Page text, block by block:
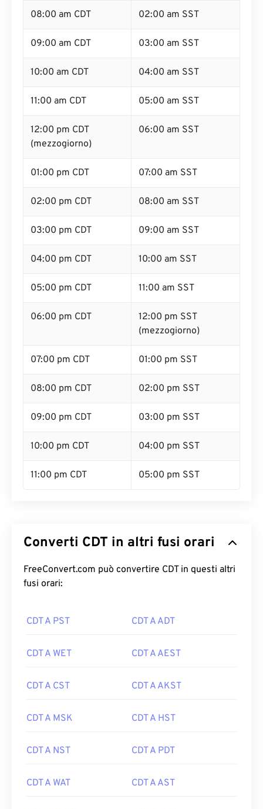
08:00 am CDT 02:00 am SST
09:00 am CDT 03:00 am SST
10:00 am CDT 04:00 am SST
11:00 am CDT 05:00 am SST
12:00 pm CDT
(mezzogiorno)
06:00 am SST
01:00 pm CDT 07:00 am SST
02:00 pm CDT 08:00 am SST
03:00 pm CDT 09:00 am SST
04:00 pm CDT 10:00 am SST
05:00 pm CDT 11:00 am SST
06:00 pm CDT
12:00 pm SST
(mezzogiorno)
07:00 pm CDT 01:00 pm SST
08:00 pm CDT 02:00 pm SST
09:00 pm CDT 03:00 pm SST
10:00 pm CDT 04:00 pm SST
11:00 pm CDT 05:00 pm SST
Converti CDT in altri fusi orari
FreeConvert.com può convertire CDT in questi altri
fusi orari:
CDT A PST CDT A ADT
CDT A WET CDT A AEST
CDT A CST CDT A AKST
CDT A MSK CDT A HST
CDT A NST CDT A PDT
CDT A WAT CDT A AST